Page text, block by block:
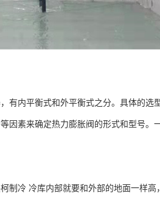
有内平衡式和外平衡式之分。具体的选
因素来确定热力膨胀阀的形式和型号。
制冷 冷库内部就要和外部的地面一样高